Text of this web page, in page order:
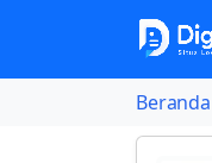
Beranda